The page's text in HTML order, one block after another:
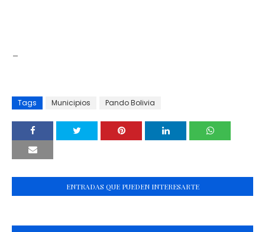
Tags Municipios Pando Bolivia
ENTRADAS QUE PUEDEN INTERESARTE